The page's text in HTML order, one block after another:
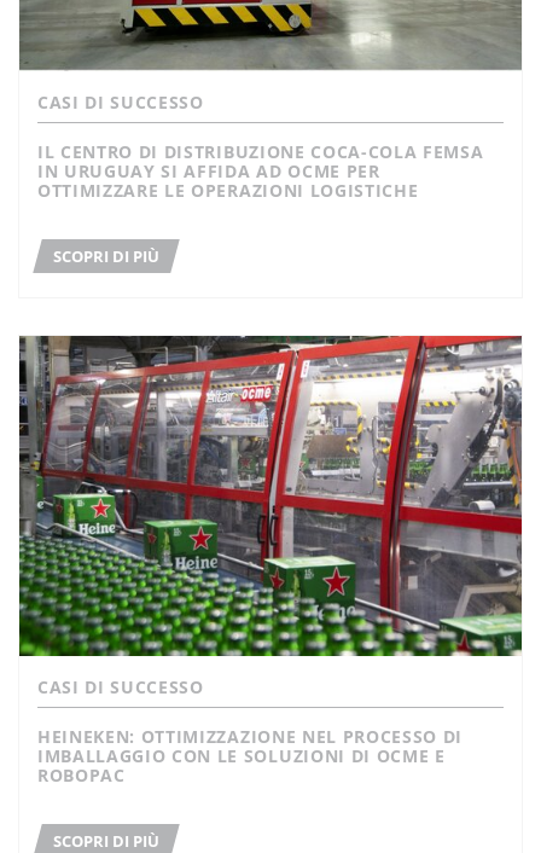
CASI DI SUCCESSO
IL CENTRO DI DISTRIBUZIONE COCA-COLA FEMSA
IN URUGUAY SI AFFIDA AD OCME PER
OTTIMIZZARE LE OPERAZIONI LOGISTICHE
SCOPRI DI PIÙ
CASI DI SUCCESSO
HEINEKEN: OTTIMIZZAZIONE NEL PROCESSO DI
IMBALLAGGIO CON LE SOLUZIONI DI OCME E
ROBOPAC
SCOPRI DI PIÙ